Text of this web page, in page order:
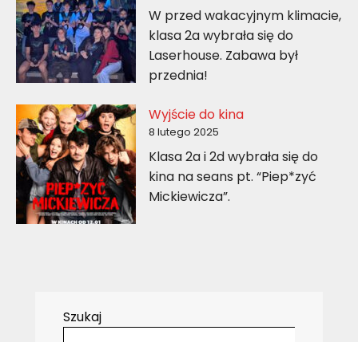
W przed wakacyjnym klimacie,
klasa 2a wybrała się do
Laserhouse. Zabawa był
przednia!
Wyjście do kina
8 lutego 2025
Klasa 2a i 2d wybrała się do
kina na seans pt. “Piep*zyć
Mickiewicza”.
Szukaj